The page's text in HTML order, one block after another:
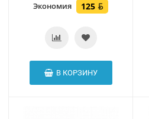
Экономия 125
В КОРЗИНУ